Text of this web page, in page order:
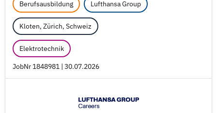
Berufsausbildung Lufthansa Group
Kloten, Zürich, Schweiz
Elektrotechnik
JobNr 1848981 | 30.07.2026